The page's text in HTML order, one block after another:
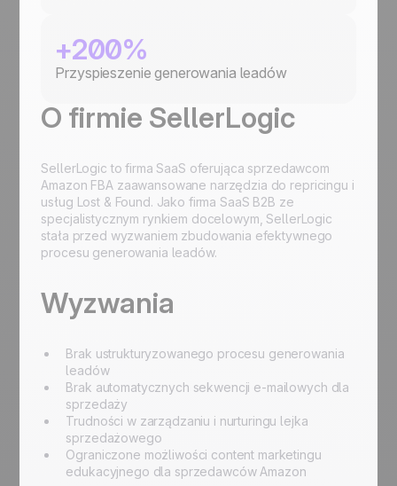
+200%
Przyspieszenie generowania leadów
O firmie SellerLogic
SellerLogic to firma SaaS oferująca sprzedawcom
Amazon FBA zaawansowane narzędzia do repricingu i
usług Lost & Found. Jako firma SaaS B2B ze
specjalistycznym rynkiem docelowym, SellerLogic
stała przed wyzwaniem zbudowania efektywnego
procesu generowania leadów.
Wyzwania
Brak ustrukturyzowanego procesu generowania
leadów
Brak automatycznych sekwencji e-mailowych dla
sprzedaży
Trudności w zarządzaniu i nurturingu lejka
sprzedażowego
Ograniczone możliwości content marketingu
edukacyjnego dla sprzedawców Amazon